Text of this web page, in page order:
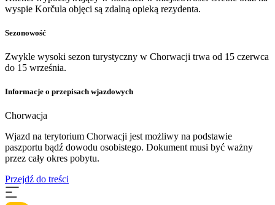
wyspie Korčula objęci są zdalną opieką rezydenta.
Sezonowość
Zwykle wysoki sezon turystyczny w Chorwacji trwa od 15 czerwca
do 15 września.
Informacje o przepisach wjazdowych
Chorwacja
Wjazd na terytorium Chorwacji jest możliwy na podstawie
paszportu bądź dowodu osobistego. Dokument musi być ważny
przez cały okres pobytu.
Przejdź do treści